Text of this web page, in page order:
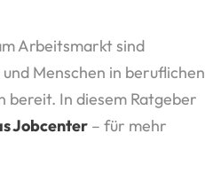
Arbeitsmarkt sind
Menschen in beruflichen
In diesem Ratgeber
Jobcenter – für mehr